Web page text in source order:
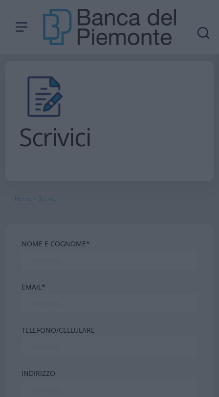
Scrivici
Home › Scrivici
NOME E COGNOME*
EMAIL*
TELEFONO/CELLULARE
INDIRIZZO